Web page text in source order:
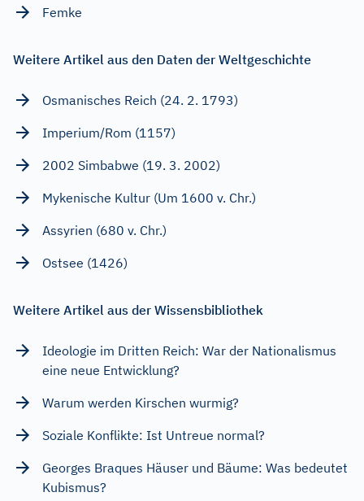
Femke
Weitere Artikel aus den Daten der Weltgeschichte
Osmanisches Reich (24. 2. 1793)
Imperium/Rom (1157)
2002 Simbabwe (19. 3. 2002)
Mykenische Kultur (Um 1600 v. Chr.)
Assyrien (680 v. Chr.)
Ostsee (1426)
Weitere Artikel aus der Wissensbibliothek
Ideologie im Dritten Reich: War der Nationalismus
eine neue Entwicklung?
Warum werden Kirschen wurmig?
Soziale Konflikte: Ist Untreue normal?
Georges Braques Häuser und Bäume: Was bedeutet
Kubismus?